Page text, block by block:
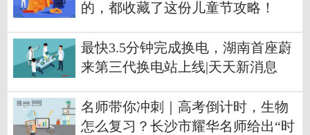
的，都收藏了这份儿童节攻略！
最快3.5分钟完成换电，湖南首座蔚
来第三代换电站上线|天天新消息
名师带你冲刺｜高考倒计时，生物
怎么复习？长沙市耀华名师给出“时